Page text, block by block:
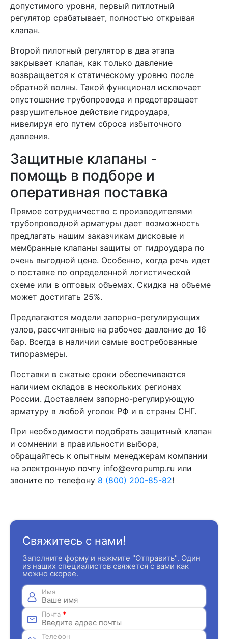
допустимого уровня, первый питлотный
регулятор срабатывает, полностью открывая
клапан.
Второй пилотный регулятор в два этапа
закрывает клапан, как только давление
возвращается к статическому уровню после
обратной волны. Такой функционал исключает
опустошение трубопровода и предотвращает
разрушительное действие гидроудара,
нивелируя его путем сброса избыточного
давления.
Защитные клапаны -
помощь в подборе и
оперативная поставка
Прямое сотрудничество с производителями
трубопроводной арматуры дает возможность
предлагать нашим заказчикам дисковые и
мембранные клапаны защиты от гидроудара по
очень выгодной цене. Особенно, когда речь идет
о поставке по определенной логистической
схеме или в оптовых объемах. Скидка на объеме
может достигать 25%.
Предлагаются модели запорно-регулирующих
узлов, рассчитанные на рабочее давление до 16
бар. Всегда в наличии самые востребованные
типоразмеры.
Поставки в сжатые сроки обеспечиваются
наличием складов в нескольких регионах
России. Доставляем запорно-регулирующую
арматуру в любой уголок РФ и в страны СНГ.
При необходимости подобрать защитный клапан
и сомнении в правильности выбора,
обращайтесь к опытным менеджерам компании
на электронную почту info@evropump.ru или
звоните по телефону 8 (800) 200-85-82!
Свяжитесь с нами!
Заполните форму и нажмите "Отправить". Один
из наших специалистов свяжется с вами как
можно скорее.
Имя
Почта *
Телефон